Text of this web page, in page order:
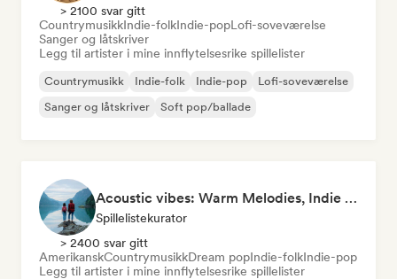
> 2100 svar gitt
CountrymusikkIndie-folkIndie-popLofi-soveværelse
Sanger og låtskriver
Legg til artister i mine innflytelsesrike spillelister
Countrymusikk Indie-folk Indie-pop
Lofi-soveværelse
Sanger og låtskriver
Soft pop/ballade
Acoustic vibes: Warm Melodies, Indie Folk & Singer-Songwriter 🏞️
Spillelistekurator
> 2400 svar gitt
AmerikanskCountrymusikkDream popIndie-folkIndie-pop
Legg til artister i mine innflytelsesrike spillelister